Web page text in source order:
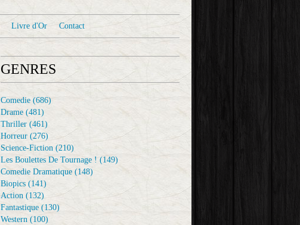
Livre d'Or Contact
GENRES
Comedie (686)
Drame (481)
Thriller (461)
Horreur (276)
Science-Fiction (210)
Les Boulettes De Tournage ! (149)
Comedie Dramatique (148)
Biopics (141)
Action (132)
Fantastique (130)
Western (100)